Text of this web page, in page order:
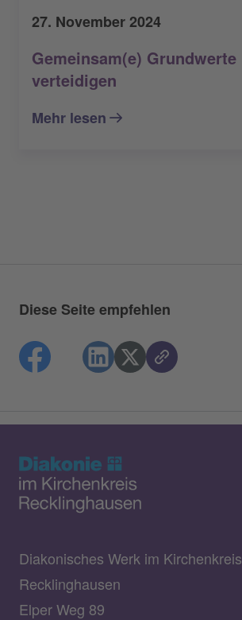
27. November 2024
Gemeinsam(e) Grundwerte
verteidigen
Mehr lesen
Diese Seite empfehlen
Diakonisches Werk im Kirchenkreis
Recklinghausen
Elper Weg 89